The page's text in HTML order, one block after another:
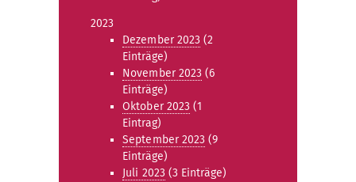
2023
Dezember 2023 (2
Einträge)
November 2023 (6
Einträge)
Oktober 2023 (1
Eintrag)
September 2023 (9
Einträge)
Juli 2023 (3 Einträge)